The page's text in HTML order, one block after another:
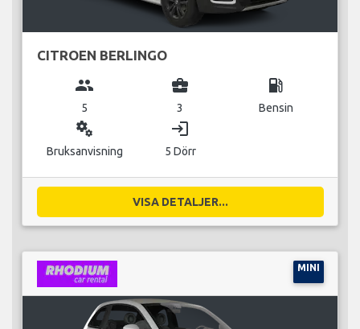
CITROEN BERLINGO
group
5
business_center
3
local_gas_station
Bensin
miscellaneous_services
Bruksanvisning
login
5 Dörr
VISA DETALJER...
MINI